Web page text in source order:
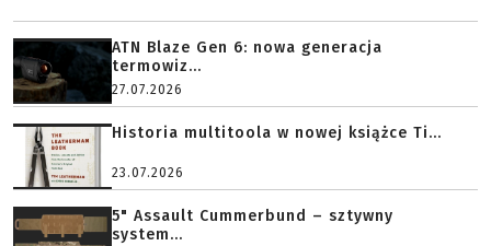
ATN Blaze Gen 6: nowa generacja
termowiz...
27.07.2026
Historia multitoola w nowej książce Ti...
23.07.2026
5" Assault Cummerbund – sztywny
system...